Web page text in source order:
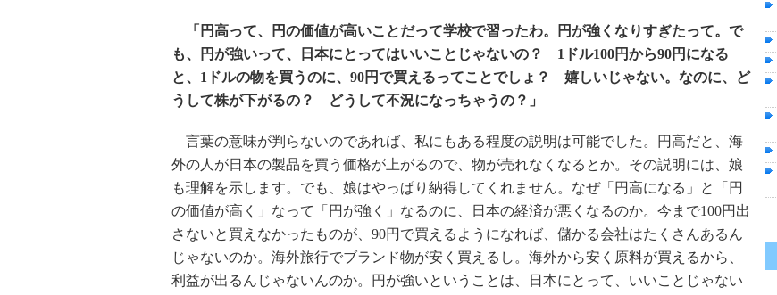
「円高って、円の価値が高いことだって学校で習ったわ。円が強くなりすぎたって。で
も、円が強いって、日本にとってはいいことじゃないの？ 1ドル100円から90円になる
と、1ドルの物を買うのに、90円で買えるってことでしょ？ 嬉しいじゃない。なのに、ど
うして株が下がるの？ どうして不況になっちゃうの？」
言葉の意味が判らないのであれば、私にもある程度の説明は可能でした。円高だと、海
外の人が日本の製品を買う価格が上がるので、物が売れなくなるとか。その説明には、娘
も理解を示します。でも、娘はやっぱり納得してくれません。なぜ「円高になる」と「円
の価値が高く」なって「円が強く」なるのに、日本の経済が悪くなるのか。今まで100円出
さないと買えなかったものが、90円で買えるようになれば、儲かる会社はたくさんあるん
じゃないのか。海外旅行でブランド物が安く買えるし。海外から安く原料が買えるから、
利益が出るんじゃないんのか。円が強いということは、日本にとって、いいことじゃない